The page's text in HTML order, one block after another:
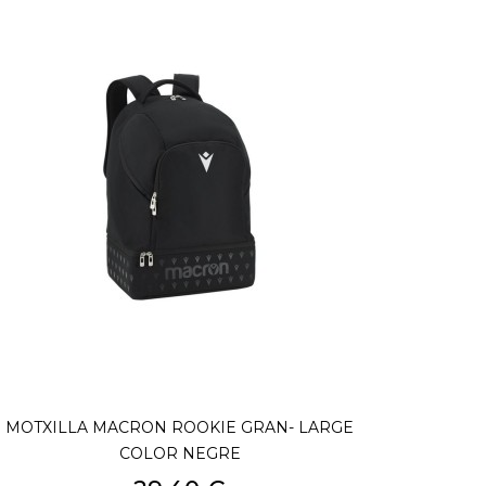
MOTXILLA MACRON ROOKIE GRAN- LARGE
COLOR NEGRE